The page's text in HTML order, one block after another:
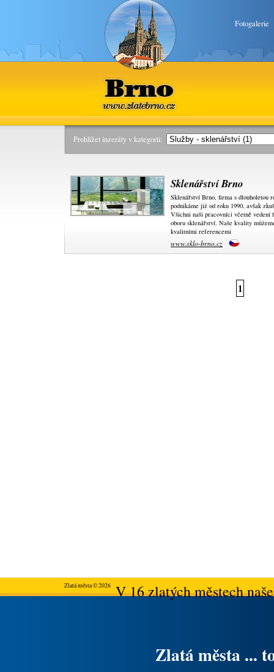
Fotogalerie
Brno
www.zlatebrno.cz
Prohlížet inzeráty v kategorii:
Sklenářství Brno
Sklenářství Brno, firma s dlouholetou
podnikáme již od roku 1990, avšak
Všichni naši pracovníci včetně
oboru sklenářství. Naše kvality
kvalitními referencemi
www.sklo-brno.cz
1
Zlatá města © 2026V 16 zlatých městech
Zlatá města ...